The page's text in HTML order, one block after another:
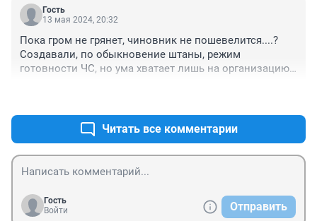
Гость
13 мая 2024, 20:32
Пока гром не грянет, чиновник не пошевелится....?
Создавали, по обыкновение штаны, режим
готовности ЧС, но ума хватает лишь на организацию
Читать все комментарии
Гость
Войти
Отправить